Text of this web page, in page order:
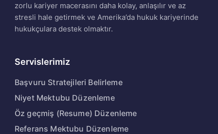
zorlu kariyer macerasını daha kolay, anlaşılır ve az
stresli hale getirmek ve Amerika’da hukuk kariyerinde
hukukçulara destek olmaktır.
Servislerimiz
Başvuru Stratejileri Belirleme
Niyet Mektubu Düzenleme
Öz geçmiş (Resume) Düzenleme
Referans Mektubu Düzenleme